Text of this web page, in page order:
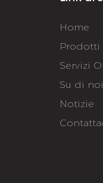
Home
Prodotti
Servizi
Su di noi
Notizie